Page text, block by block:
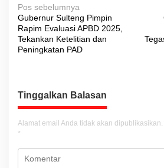
N
a
v
a
s
i
o
Pos sebelumnya
Gubernur Sulteng Pimpin
Rapim Evaluasi APBD 2025,
Tekankan Ketelitian dan
Peningkatan PAD
Tinggalkan Balasan
Alamat email Anda tidak akan dipublikasikan.
*